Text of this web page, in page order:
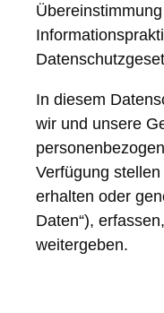
In diesem
wir und unsere
Verfügung
erhalten oder
Daten“),
weitergeben.